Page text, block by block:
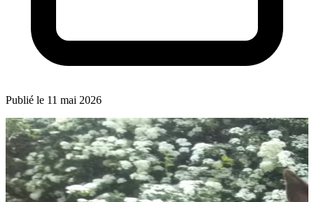
Publié le 11 mai 2026